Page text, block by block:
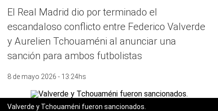
El Real Madrid dio por terminado el
escandaloso conflicto entre Federico Valverde
y Aurelien Tchouaméni al anunciar una
sanción para ambos futbolistas
8 de mayo 2026 - 13:24hs
Valverde y Tchouaméni fueron sancionados.